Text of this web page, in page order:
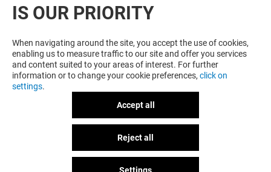
FREE
-500 EUROS SUR LE NOUVEAU
SAMSUNG FOLD8
Valable du 29/07/26 au 11/08/26
IS OUR PRIORITY
When navigating around the site, you accept the use of cookies,
enabling us to measure traffic to our site and offer you services
and content suited to your areas of interest. For further
information or to change your cookie preferences, click on
settings.
Accept all
Reject all
GOT A QUESTION?